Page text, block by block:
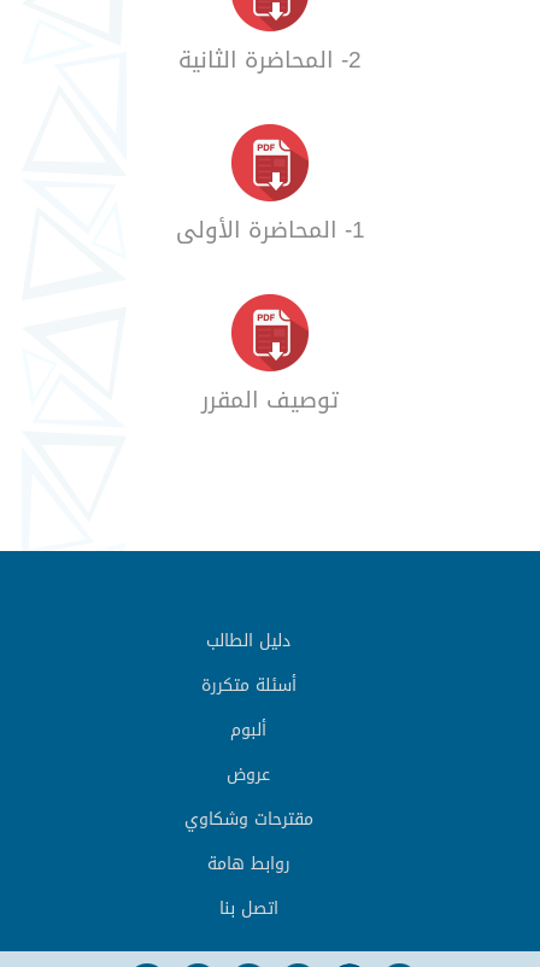
2- المحاضرة الثانية
1- المحاضرة الأولى
توصيف المقرر
دليل الطالب
أسئلة متكررة
ألبوم
عروض
مقترحات وشكاوي
روابط هامة
اتصل بنا